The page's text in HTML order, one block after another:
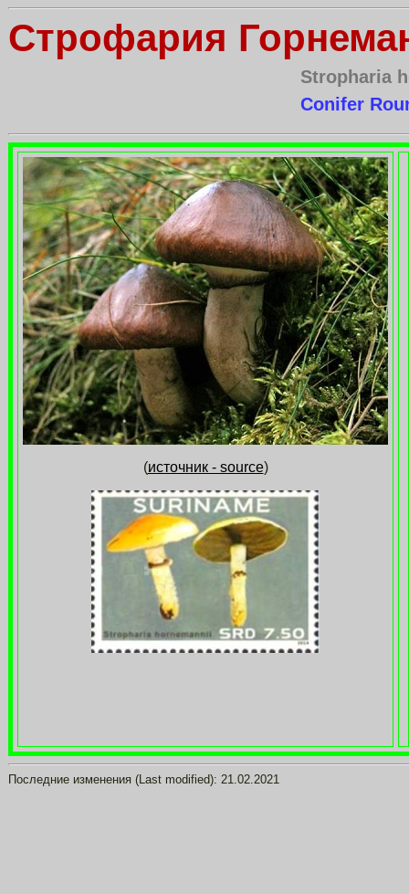
Строфария
Stropharia
Conifer
(источник - source)
Последние изменения (Last modified): 21.02.2021